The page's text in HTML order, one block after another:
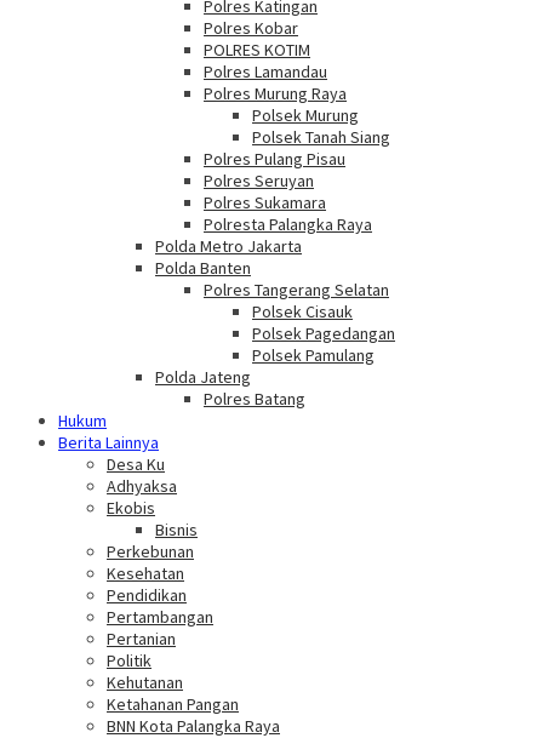
Polres Katingan
Polres Kobar
POLRES KOTIM
Polres Lamandau
Polres Murung Raya
Polsek Murung
Polsek Tanah Siang
Polres Pulang Pisau
Polres Seruyan
Polres Sukamara
Polresta Palangka Raya
Polda Metro Jakarta
Polda Banten
Polres Tangerang Selatan
Polsek Cisauk
Polsek Pagedangan
Polsek Pamulang
Polda Jateng
Polres Batang
Hukum
Berita Lainnya
Desa Ku
Adhyaksa
Ekobis
Bisnis
Perkebunan
Kesehatan
Pendidikan
Pertambangan
Pertanian
Politik
Kehutanan
Ketahanan Pangan
BNN Kota Palangka Raya